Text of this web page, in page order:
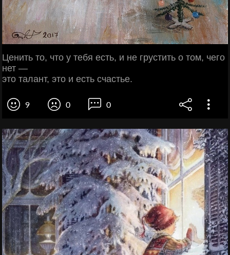
Ценить то, что у тебя есть, и не грустить о том, чего
нет —
это талант, это и есть счастье.
9 0 0